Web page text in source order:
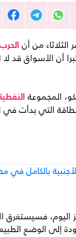
الثلاثاء من أن الحرب
أن الأسواق قد
المجموعة
التي بدأت في
بالكامل
فسيستغرق
إلى الوضع الطبيعي